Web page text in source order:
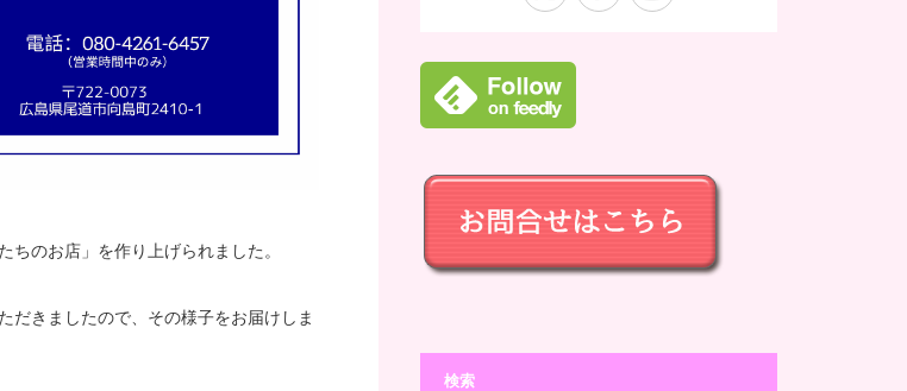
のお店」を作り上げられました。
だきましたので、その様子をお届けしま
検索